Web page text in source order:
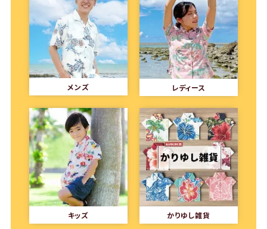
メンズ レディース
キッズ かりゆし雑貨